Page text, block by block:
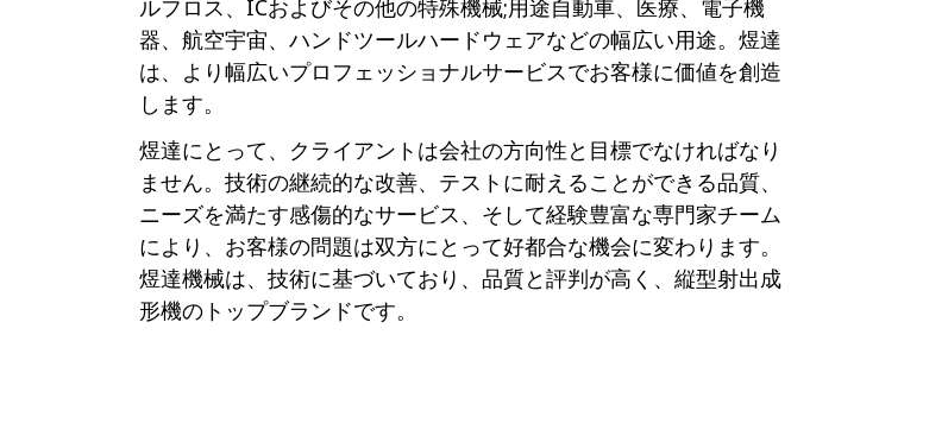
ルフロス、ICおよびその他の特殊機械;用途自動車、医療、電子機
器、航空宇宙、ハンドツールハードウェアなどの幅広い用途。煜達
は、より幅広いプロフェッショナルサービスでお客様に価値を創造
します。
煜達にとって、クライアントは会社の方向性と目標でなければなり
ません。技術の継続的な改善、テストに耐えることができる品質、
ニーズを満たす感傷的なサービス、そして経験豊富な専門家チーム
により、お客様の問題は双方にとって好都合な機会に変わります。
煜達機械は、技術に基づいており、品質と評判が高く、縦型射出成
形機のトップブランドです。